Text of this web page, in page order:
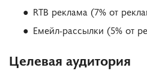
RTB реклама (7% от
Емейл-рассылки (5% от
Целевая аудитория